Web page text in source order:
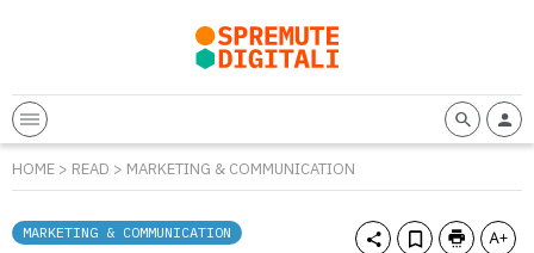
HOME > READ > MARKETING & COMMUNICATION
MARKETING & COMMUNICATION